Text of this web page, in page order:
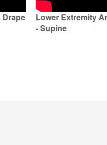
Lower Extremity
- Supine